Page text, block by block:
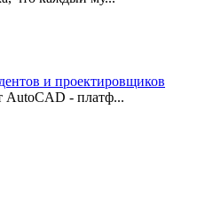
и проектировщиков
AutoCAD - платф...